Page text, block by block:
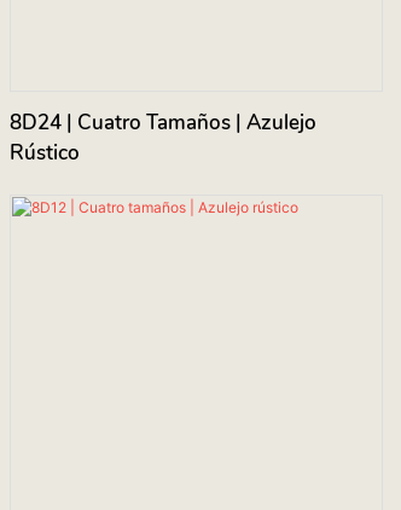
8D24 | Cuatro Tamaños | Azulejo
Rústico